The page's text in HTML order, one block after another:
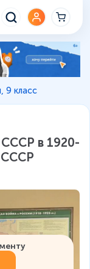
9 класс
в 1920-
СССР